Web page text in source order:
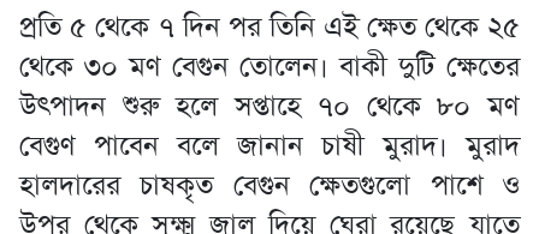
প্রতি ৫ থেকে ৭ দিন পর তিনি এই ক্ষেত থেকে ২৫
থেকে ৩০ মণ বেগুন তোলেন। বাকী দুটি ক্ষেতের
উৎপাদন শুরু হলে সপ্তাহে ৭০ থেকে ৮০ মণ
বেগুণ পাবেন বলে জানান চাষী মুরাদ। মুরাদ
হালদারের চাষকৃত বেগুন ক্ষেতগুলো পাশে ও
উপর থেকে সুক্ষ্ম জাল দিয়ে ঘেরা রয়েছে যাতে